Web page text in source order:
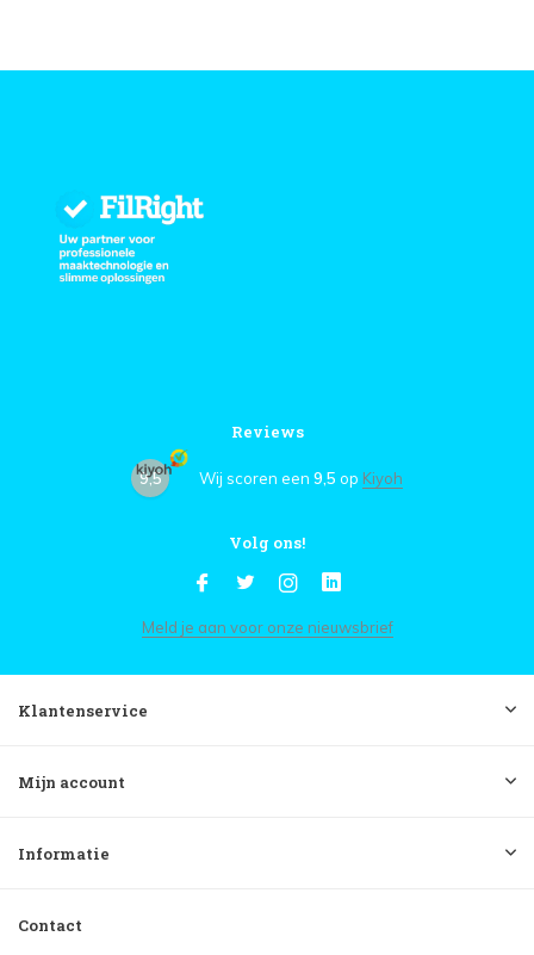
Reviews
9,5 Wij scoren een 9,5 op Kiyoh
Volg ons!
Meld je aan voor onze nieuwsbrief
Klantenservice
Mijn account
Informatie
Contact